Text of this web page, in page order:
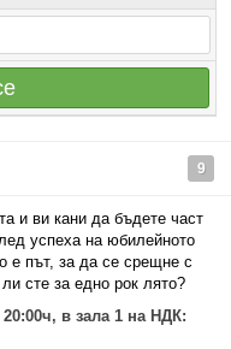
9
и ви кани да бъдете част
успеха на юбилейното
е път, за да се срещне с
сте за едно рок лято?
в зала 1 на НДК: